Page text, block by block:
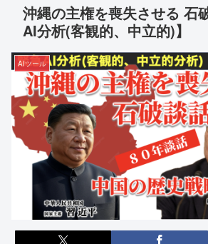
沖縄の主権を喪失させる 石
AI分析(客観的、中立的)】
AIツール